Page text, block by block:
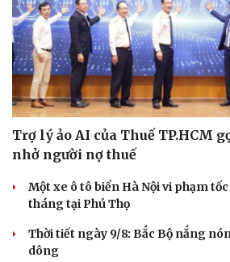
Trợ lý ảo AI của Thuế TP.HCM
nhở người nợ thuế
Một xe ô tô biển Hà Nội vi phạm
tháng tại Phú Thọ
Thời tiết ngày 9/8: Bắc Bộ nắng
dông